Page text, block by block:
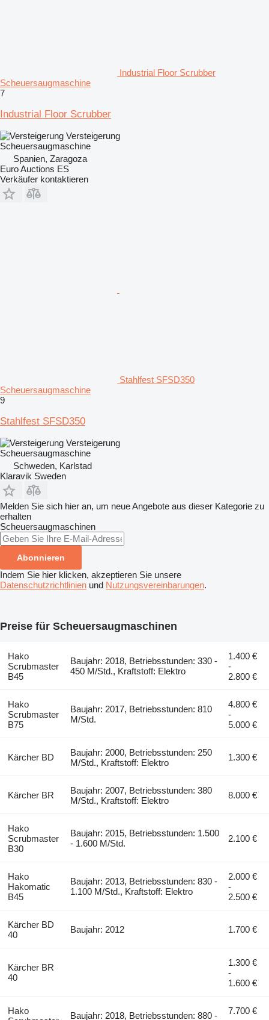
Industrial Floor Scrubber
Scheuersaugmaschine
7
Industrial Floor Scrubber
Versteigerung
Scheuersaugmaschine
Spanien, Zaragoza
Euro Auctions ES
Verkäufer kontaktieren
Stahlfest SFSD350
Scheuersaugmaschine
9
Stahlfest SFSD350
Versteigerung
Scheuersaugmaschine
Schweden, Karlstad
Klaravik Sweden
Melden Sie sich hier an, um neue Angebote aus dieser Kategorie zu
erhalten
Scheuersaugmaschinen
Abonnieren
Indem Sie hier klicken, akzeptieren Sie unsere
Datenschutzrichtlinien und Nutzungsvereinbarungen.
Preise für Scheuersaugmaschinen
Hako
Scrubmaster
B45
Baujahr: 2018, Betriebsstunden: 330 -
450 M/Std., Kraftstoff: Elektro
1.400 €
-
2.800 €
Hako
Scrubmaster
B75
Baujahr: 2017, Betriebsstunden: 810
M/Std.
4.800 €
-
5.000 €
Kärcher BD
Baujahr: 2000, Betriebsstunden: 250
M/Std., Kraftstoff: Elektro
1.300 €
Kärcher BR
Baujahr: 2007, Betriebsstunden: 380
M/Std., Kraftstoff: Elektro
8.000 €
Hako
Scrubmaster
B30
Baujahr: 2015, Betriebsstunden: 1.500
- 1.600 M/Std.
2.100 €
Hako
Hakomatic
B45
Baujahr: 2013, Betriebsstunden: 830 -
1.100 M/Std., Kraftstoff: Elektro
2.000 €
-
2.500 €
Kärcher BD
40
Baujahr: 2012 1.700 €
Kärcher BR
40
1.300 €
-
1.600 €
Hako
Baujahr: 2018, Betriebsstunden: 880 -
7.700 €